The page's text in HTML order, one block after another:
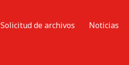
Solicitud de archivos Noticias